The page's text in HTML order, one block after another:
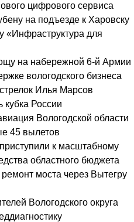
цифрового сервиса
на подъезде к Харовску
«Инфраструктура для
на набережной 6-й Армии
вологодского бизнеса
Илья Марсов
России
Вологодской области
45 вылетов
к масштабному
областного бюджета
моста через Вытегру
Вологодского округа